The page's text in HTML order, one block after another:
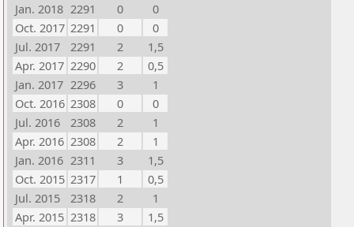
Jan. 2018 2291 0
0
Oct. 2017 2291 0
0
Jul. 2017
2291 2
1,5
Apr. 2017 2290 2
0,5
Jan. 2017 2296 3
1
Oct. 2016 2308 0
0
Jul. 2016
2308 2
1
Apr. 2016 2308 2
1
Jan. 2016 2311 3
1,5
Oct. 2015 2317 1
0,5
Jul. 2015
2318 2
1
Apr. 2015 2318 3
1,5